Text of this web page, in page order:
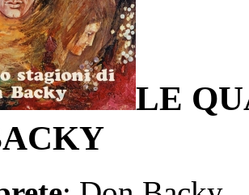
LE